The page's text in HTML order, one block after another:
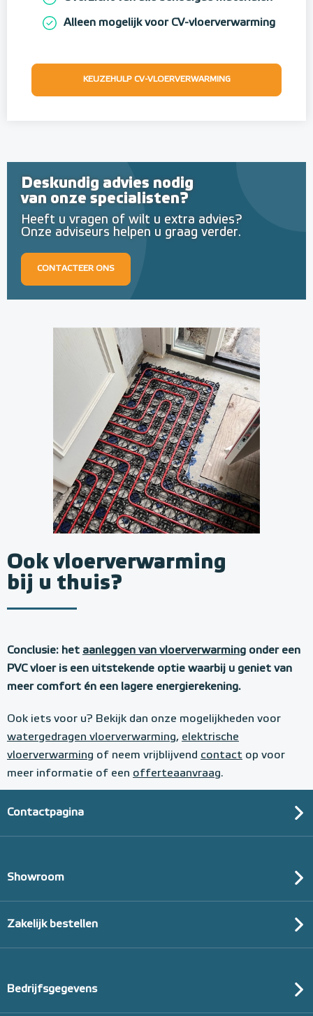
Alleen mogelijk voor CV-vloerverwarming
KEUZEHULP CV-VLOERVERWARMING
Deskundig advies nodig
van onze specialisten?
Heeft u vragen of wilt u extra advies?
Onze adviseurs helpen u graag verder.
CONTACTEER ONS
Ook vloerverwarming
bij u thuis?
Conclusie: het aanleggen van vloerverwarming onder een
PVC vloer is een uitstekende optie waarbij u geniet van
meer comfort én een lagere energierekening.
Ook iets voor u? Bekijk dan onze mogelijkheden voor
watergedragen vloerverwarming, elektrische
vloerverwarming of neem vrijblijvend contact op voor
meer informatie of een offerteaanvraag.
Contactpagina
Showroom
Zakelijk bestellen
Bedrijfsgegevens